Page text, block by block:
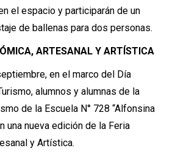
el espacio y participarán de un
de ballenas para dos personas.
ARTESANAL Y ARTÍSTICA
en el marco del Día
alumnos y alumnas de la
de la Escuela N° 728 “Alfonsina
una nueva edición de la Feria
y Artística.